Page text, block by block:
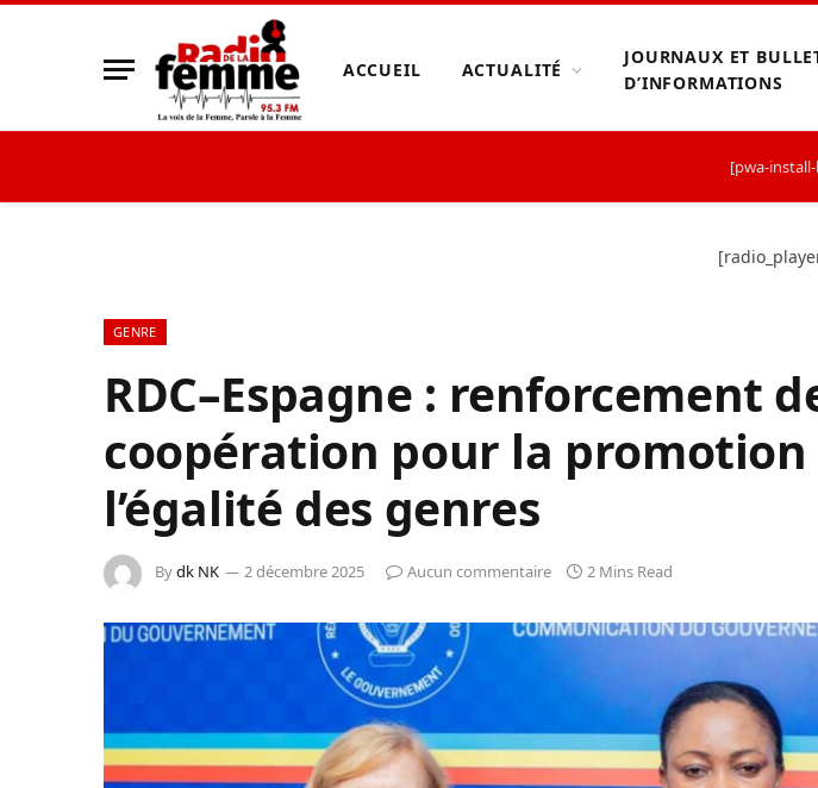
ACCUEIL ACTUALITÉ
JOURNAUX ET
D’INFORMATIONS
[pwa-
GENRE
RDC–Espagne : renforcement
coopération pour la promotion
l’égalité des genres
Bydk NK 2 décembre 2025 Aucun commentaire 2 Mins Read